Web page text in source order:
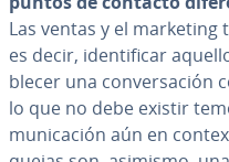
Las ventas y el
es decir, ide­n­ti­fi­car
ble­cer una co­n­ve­r­sa­ción
lo que no debe existir
mu­ni­ca­ción aún en